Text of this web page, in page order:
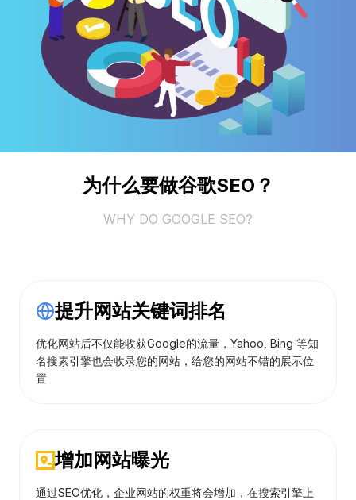
为什么要做谷歌SEO？
WHY DO GOOGLE SEO?
提升网站关键词排名
优化网站后不仅能收获Google的流量，Yahoo, Bing 等知
名搜素引擎也会收录您的网站，给您的网站不错的展示位
置
增加网站曝光
通过SEO优化，企业网站的权重将会增加，在搜索引擎上